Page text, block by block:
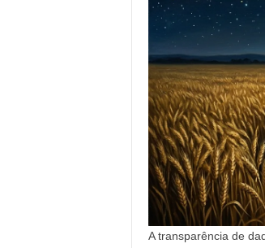
A transparência de